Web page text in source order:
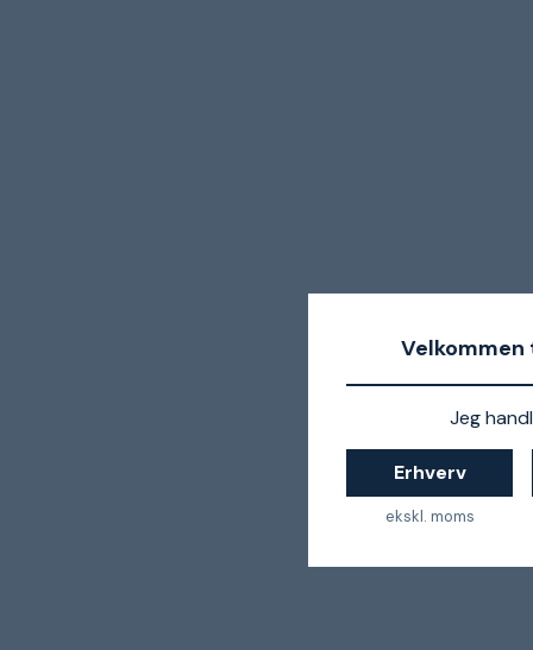
Jeg
Erhverv
ekskl. moms